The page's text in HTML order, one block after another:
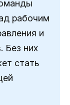
рабочим
и
Без них
стать